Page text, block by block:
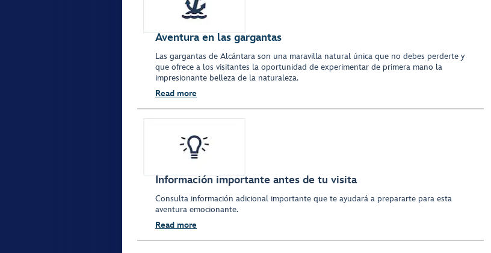
Aventura en las gargantas
Las gargantas de Alcántara son una maravilla natural única que no debes perderte y
que ofrece a los visitantes la oportunidad de experimentar de primera mano la
impresionante belleza de la naturaleza.
Read more
Información importante antes de tu visita
Consulta información adicional importante que te ayudará a prepararte para esta
aventura emocionante.
Read more